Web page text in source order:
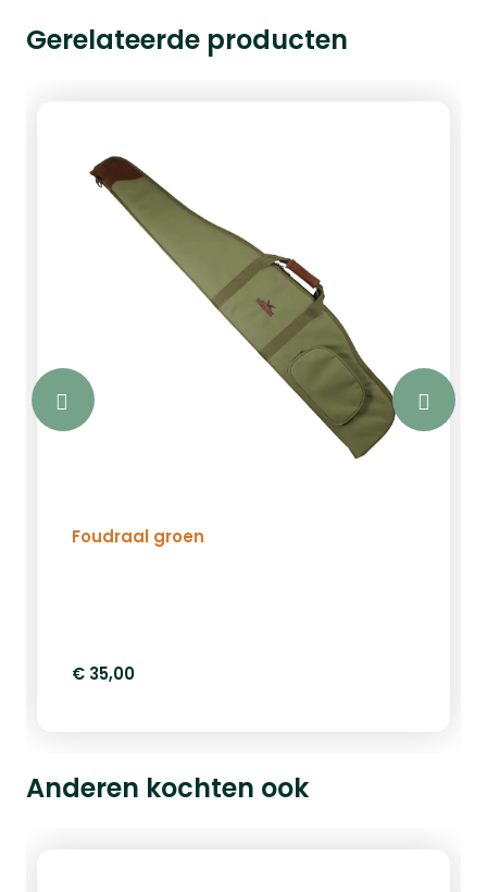
Gerelateerde producten
Foudraal groen
€ 35,00
Anderen kochten ook